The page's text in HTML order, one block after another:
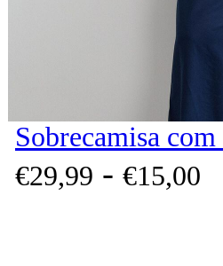
Sobrecamisa
€29,99 - €15,00